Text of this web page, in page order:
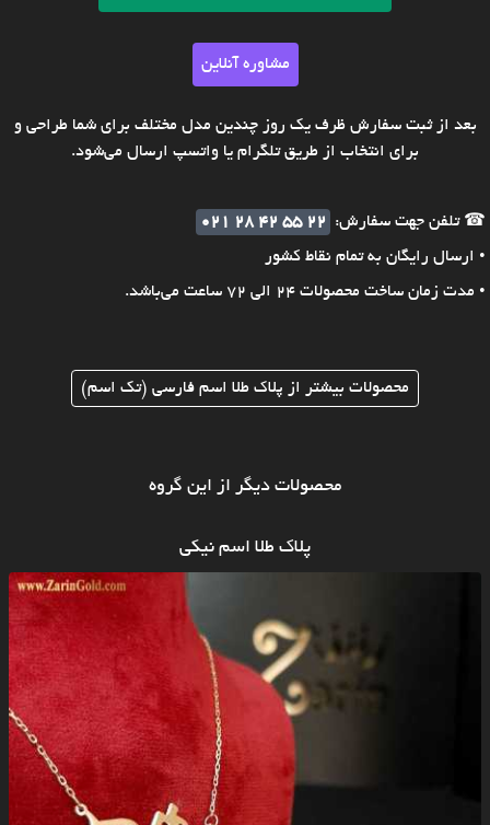
مشاوره آنلاین
بعد از ثبت سفارش ظرف یک روز چندین مدل مختلف برای شما طراحی و
برای انتخاب از طریق تلگرام یا واتسپ ارسال می‌شود.
☎ تلفن جهت سفارش:
021 28 42 55 22
• ارسال رایگان به تمام نقاط کشور
• مدت زمان ساخت محصولات 24 الی 72 ساعت می‌باشد.
محصولات بیشتر از پلاک طلا اسم فارسی (تک اسم)
محصولات دیگر از این گروه
پلاک طلا اسم نیکی